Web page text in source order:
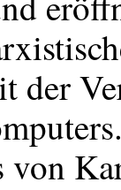
der